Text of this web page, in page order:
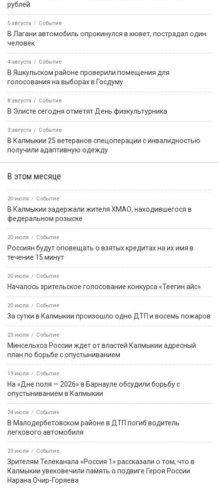
рублей
5 августа Событие
В Лагани автомобиль опрокинулся в кювет, пострадал один
человек
4 августа Событие
В Яшкульском районе проверили помещения для
голосования на выборах в Госдуму
8 августа Событие
В Элисте сегодня отметят День физкультурника
3 августа Событие
В Калмыкии 25 ветеранов спецоперации с инвалидностью
получили адаптивную одежду
В этом месяце
20 июля Событие
В Калмыкии задержали жителя ХМАО, находившегося в
федеральном розыске
20 июля Событие
Россиян будут оповещать о взятых кредитах на их имя в
течение 15 минут
20 июля Событие
Началось зрительское голосование конкурса «Теегин айс»
20 июля Событие
За сутки в Калмыкии произошло одно ДТП и восемь пожаров
23 июля Событие
Минсельхоз России ждет от властей Калмыкии адресный
план по борьбе с опустыниванием
19 июля Событие
На «Дне поля — 2026» в Барнауле обсудили борьбу с
опустыниванием в Калмыкии
24 июля Событие
В Малодербетовском районе в ДТП погиб водитель
легкового автомобиля
23 июля Событие
Зрителям Телеканала «Россия 1» рассказали о том, что в
Калмыкии увековечили память о подвиге Героя России
Нарана Очир-Горяева